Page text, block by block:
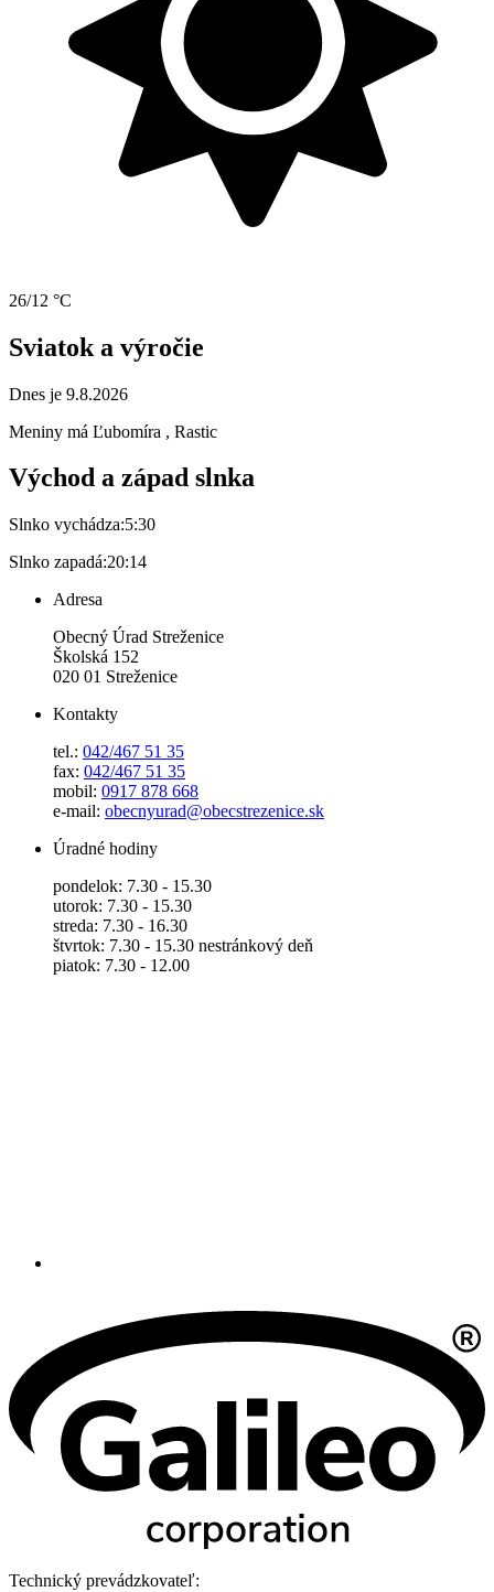
26/12 °C
Sviatok a výročie
Dnes je 9.8.2026
Meniny má Ľubomíra , Rastic
Východ a západ slnka
Slnko vychádza:5:30
Slnko zapadá:20:14
Adresa
Obecný Úrad Streženice
Školská 152
020 01 Streženice
Kontakty
tel.: 042/467 51 35
fax: 042/467 51 35
mobil: 0917 878 668
e-mail: obecnyurad@obecstrezenice.sk
Úradné hodiny
pondelok: 7.30 - 15.30
utorok: 7.30 - 15.30
streda: 7.30 - 16.30
štvrtok: 7.30 - 15.30 nestránkový deň
piatok: 7.30 - 12.00
Technický prevádzkovateľ: